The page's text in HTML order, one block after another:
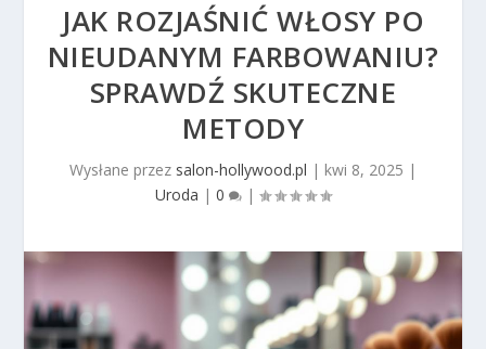
JAK ROZJAŚNIĆ WŁOSY PO
NIEUDANYM FARBOWANIU?
SPRAWDŹ SKUTECZNE
METODY
Wysłane przez salon-hollywood.pl | kwi 8, 2025 |
Uroda | 0 |